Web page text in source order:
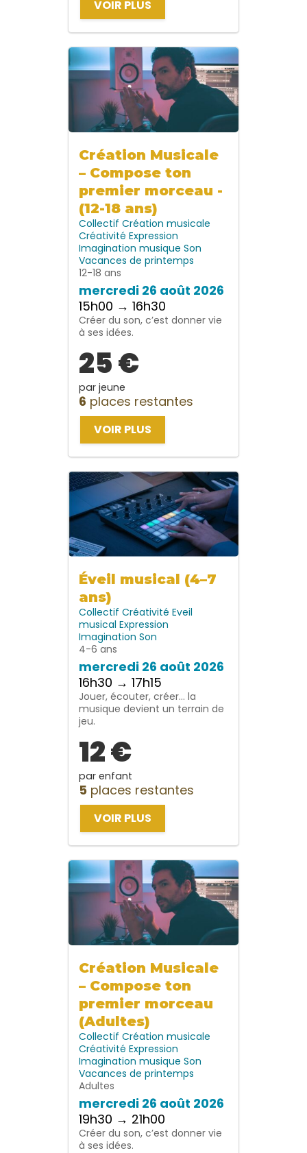
VOIR PLUS
Création Musicale
– Compose ton
premier morceau -
(12-18 ans)
Collectif Création musicale
Créativité Expression
Imagination musique Son
Vacances de printemps
12-18 ans
mercredi 26 août 2026
15h00 → 16h30
Créer du son, c’est donner vie
à ses idées.
25 €
par jeune
6 places restantes
VOIR PLUS
Éveil musical (4–7
ans)
Collectif Créativité Eveil
musical Expression
Imagination Son
4-6 ans
mercredi 26 août 2026
16h30 → 17h15
Jouer, écouter, créer… la
musique devient un terrain de
jeu.
12 €
par enfant
5 places restantes
VOIR PLUS
Création Musicale
– Compose ton
premier morceau
(Adultes)
Collectif Création musicale
Créativité Expression
Imagination musique Son
Vacances de printemps
Adultes
mercredi 26 août 2026
19h30 → 21h00
Créer du son, c’est donner vie
à ses idées.